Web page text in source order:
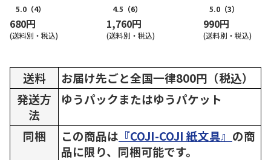
5.0 （4）
680円
(送料別・税込)
4.5 （6）
1,760円
(送料別・税込)
5.0 （3）
990円
(送料別・税込)
送料
お届け先ごと全国一律800円（税込）
発送方
法
ゆうパックまたはゆうパケット
同梱 この商品は 『COJI-COJI 紙文具』 の商
品に限り、同梱可能です。